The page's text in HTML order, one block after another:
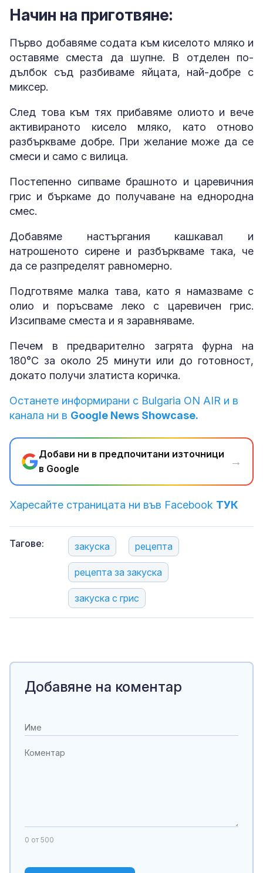
Начин на приготвяне:
Първо добавяме содата към киселото мляко и
оставяме сместа да шупне. В отделен по-
дълбок съд разбиваме яйцата, най-добре с
миксер.
След това към тях прибавяме олиото и вече
активираното кисело мляко, като отново
разбъркваме добре. При желание може да се
смеси и само с вилица.
Постепенно сипваме брашното и царевичния
грис и бъркаме до получаване на еднородна
смес.
Добавяме настъргания кашкавал и
натрошеното сирене и разбъркваме така, че
да се разпределят равномерно.
Подготвяме малка тава, като я намазваме с
олио и поръсваме леко с царевичен грис.
Изсипваме сместа и я заравняваме.
Печем в предварително загрята фурна на
180°C за около 25 минути или до готовност,
докато получи златиста коричка.
Останете информирани с Bulgaria ON AIR и в
канала ни в Google News Showcase.
Добави ни в предпочитани източници
в Google
→
Харесайте страницата ни във Facebook ТУК
Тагове: закуска рецепта
рецепта за закуска
закуска с грис
Добавяне на коментар
0 от 500